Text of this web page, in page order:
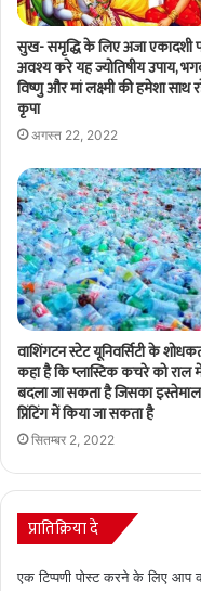
सुख- समृद्धि के लिए अजा एकादशी
अवश्य करे यह ज्योतिषीय उपाय,
विष्णु और मां लक्ष्मी की हमेशा साथ
कृपा
अगस्त 22, 2022
वाशिंगटन स्टेट यूनिवर्सिटी के
कहा है कि प्लास्टिक कचरे को राल
बदला जा सकता है जिसका
प्रिंटिंग में किया जा सकता है
सितम्बर 2, 2022
प्रातिक्रिया दे
एक टिप्पणी पोस्ट करने के लिए आप